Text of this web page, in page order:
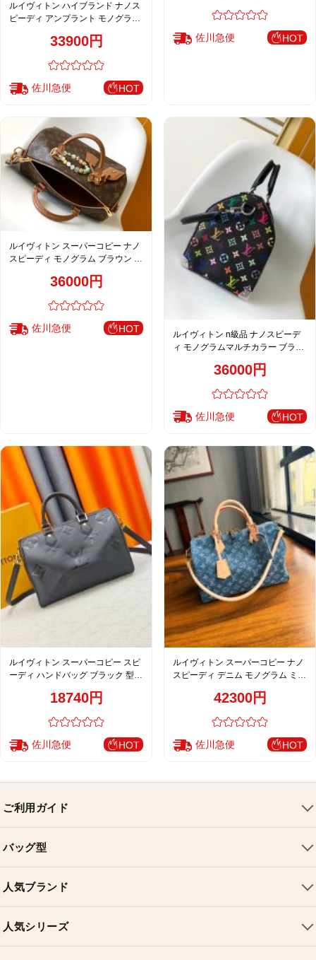
ルイヴィトン ハイブランド ナノス
ピーディ アンプラント モノグラム
33900円
佐川急便 HOT
佐川急便 HOT
ルイヴィトン スーパーコピー ナノ
スピーディ モノグラム ブラウン オ
ーム付 コンパクトボストンバッグ
36000円
佐川急便 HOT
ルイヴィトン n級品 ナノスピーデ
ィ モノグラムマルチカラー ブラッ
36000円
佐川急便 HOT
ルイヴィトン スーパーコピー スピ
ーディ ハンドバッグ ブラック 型押
18740円
佐川急便 HOT
ルイヴィトン スーパーコピー ナノ
スピーディ デニム モノグラム ミニ
42300円
佐川急便 HOT
ご利用ガイド
配送について
返品・交換
バッグ型
ショルダーバッグ
クロスボディバッグ
人気ブランド
シャネルバッグ
人気シリーズ